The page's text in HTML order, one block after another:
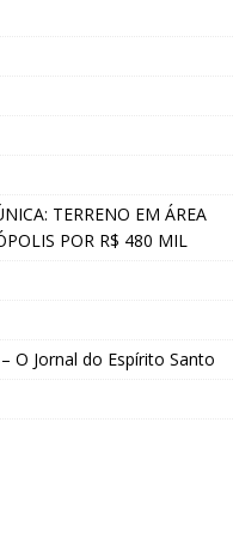
TERRENO EM ÁREA
POR R$ 480 MIL
O Jornal do Espírito Santo